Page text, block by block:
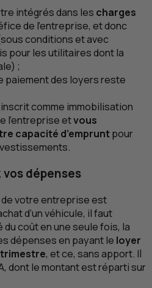
intégrés dans les charges
de l’entreprise, et donc
conditions et avec
pour les utilitaires dont la
;
paiement des loyers reste
inscrit comme immobilisation
l’entreprise etvous
capacité d’empruntpour
dépenses
de votre entreprise est
d’un véhicule, il faut
coût en une seule fois, la
dépenses en payant le loyer
, et ce, sans apport. Il
, dont le montant est réparti sur